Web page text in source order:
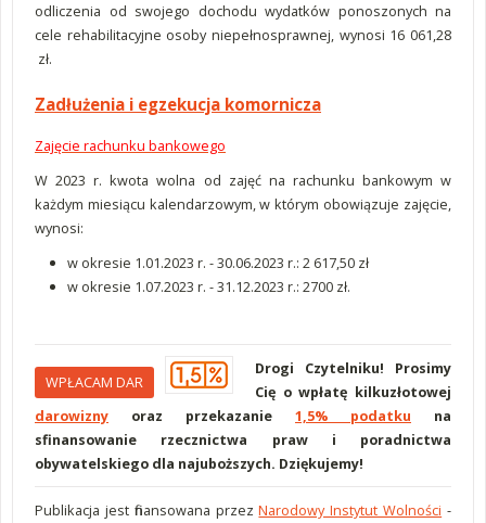
odliczenia od swojego dochodu wydatków ponoszonych na
cele rehabilitacyjne osoby niepełnosprawnej, wynosi 16 061,28
zł.
Zadłużenia i egzekucja komornicza
Zajęcie rachunku bankowego
W 2023 r. kwota wolna od zajęć na rachunku bankowym w
każdym miesiącu kalendarzowym, w którym obowiązuje zajęcie,
wynosi:
w okresie 1.01.2023 r. - 30.06.2023 r.: 2 617,50 zł
w okresie 1.07.2023 r. - 31.12.2023 r.: 2700 zł.
WPŁACAM DAR
Drogi Czytelniku! Prosimy
Cię o wpłatę kilkuzłotowej
darowizny oraz przekazanie 1,5% podatku na
sfinansowanie rzecznictwa praw i poradnictwa
obywatelskiego dla najuboższych. Dziękujemy!
Publikacja jest finansowana przezNarodowy Instytut Wolności -